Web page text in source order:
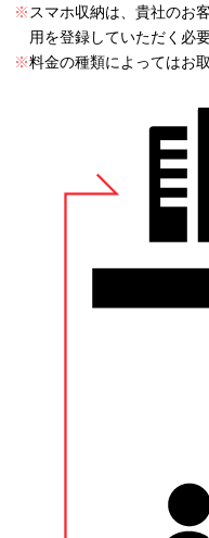
※ スマホ収納は、貴社のお
用を登録していただく必
※料金の種類によってはお